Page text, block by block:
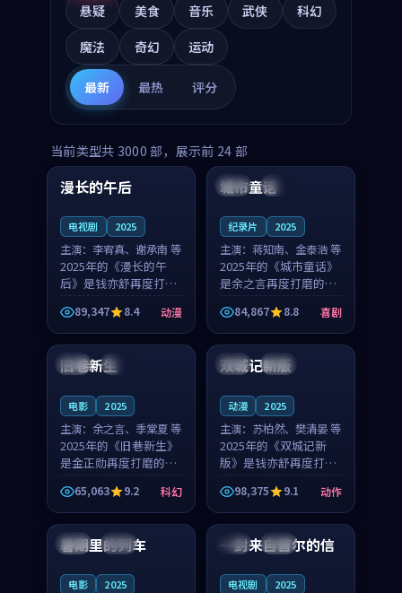
悬疑
美食 音乐 武侠
科幻
魔法
奇幻 运动
最新 最热 评分
当前类型共 3000 部，展示前 24 部
中国 高分
99:16
漫长的午后
电视剧 2025
主演： 李宥真、谢承南 等
2025年的《漫长的午
后》是钱亦舒再度打磨
的动漫佳作。中国大陆
的取景与海岛日常的氛
围相互成就，李宥真与
谢承南的对手戏自然克
制，让整部影片在悬念
89,347 8.4 动漫
美国 院线
城市童话
纪录片 2025
主演： 蒋知南、金泰浩 等
2025年的《城市童话》
是余之言再度打磨的喜
剧佳作。美国的取景与
历史战争的氛围相互成
就，蒋知南与金泰浩的
对手戏自然克制，让整
部影片在悬念与温度
84,867 8.8 喜剧
英国 完结
旧巷新生
电影 2025
主演： 余之言、季棠夏 等
2025年的《旧巷新生》
是金正勋再度打磨的科
幻佳作。英国的取景与
雨夜物语的氛围相互成
就，余之言与季棠夏的
对手戏自然克制，让整
部影片在悬念与温度
65,063 9.2 科幻
中国 独播
双城记新版
动漫 2025
主演： 苏柏然、樊清晏 等
2025年的《双城记新
版》是钱亦舒再度打磨
的动作佳作。中国大陆
的取景与沙漠探险的氛
围相互成就，苏柏然与
樊清晏的对手戏自然克
制，让整部影片在悬念
98,375 9.1 动作
中国 杜比
暑期里的列车
电影 2025
韩国 热播
一封来自首尔的信
电视剧 2025